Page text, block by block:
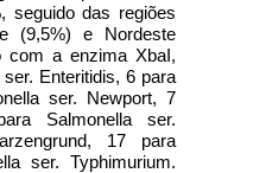
seguido das regiões
(9,5%) e Nordeste
com a enzima XbaI,
Enteritidis, 6 para
ser. Newport, 7
Salmonella ser.
17 para
ser. Typhimurium.